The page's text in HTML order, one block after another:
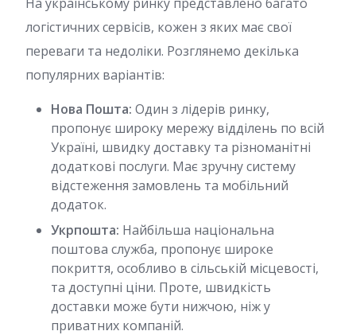
логістичних сервісів, кожен з яких має свої
переваги та недоліки. Розглянемо декілька
популярних варіантів:
Нова Пошта: Один з лідерів ринку,
пропонує широку мережу відділень по всій
Україні, швидку доставку та різноманітні
додаткові послуги. Має зручну систему
відстеження замовлень та мобільний
додаток.
Укрпошта: Найбільша національна
поштова служба, пропонує широке
покриття, особливо в сільській місцевості,
та доступні ціни. Проте, швидкість
доставки може бути нижчою, ніж у
приватних компаній.